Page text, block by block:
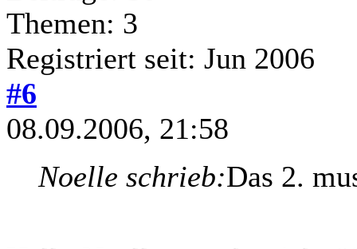
Themen: 3
Registriert seit: Jun 2006
#6
08.09.2006, 21:58
Noelle schrieb:Das 2.